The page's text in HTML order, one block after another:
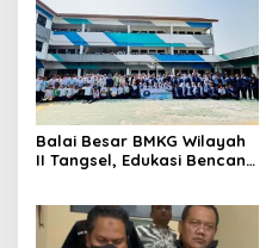
Balai Besar BMKG Wilayah
II Tangsel, Edukasi Bencana
23